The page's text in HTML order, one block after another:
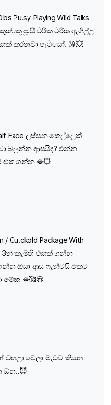
Pu.sy Playing Wild Talks
කුක්..කූ පූ.සී මිරික මිරික ඇගිල්ල
කරනවා පැටියෝ. 😘💥
Face ලස්සන කෙල්ලෙක්
බලන්න ආසයිද? එන්න
එක ගන්න 🫦💥
/ Cu.ckold Package With
3න් කැමති එකක් ගන්න
ඔයා ආස ෆැන්ටසි එකට
🫦🥰😍
වහලා වෙලා මැඩම් කියන
ඕන..😇